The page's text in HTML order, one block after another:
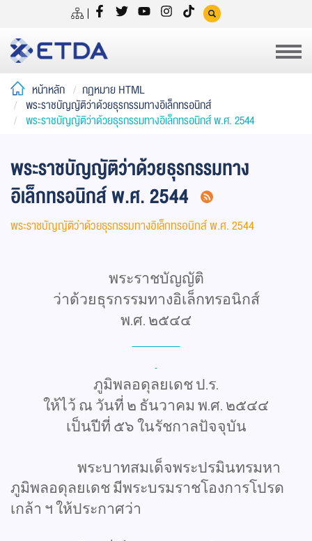
หน้าหลัก
กฏหมาย HTML
พระราชบัญญัติว่าด้วยธุรกรรมทางอิเล็กทรอนิกส์
พระราชบัญญัติว่าด้วยธุรกรรมทางอิเล็กทรอนิกส์ พ.ศ. 2544
พระราชบัญญัติว่าด้วยธุรกรรมทาง
อิเล็กทรอนิกส์ พ.ศ. 2544
พระราชบัญญัติว่าด้วยธุรกรรมทางอิเล็กทรอนิกส์ พ.ศ. 2544
พระราชบัญญัติ
ว่าด้วยธุรกรรมทางอิเล็กทรอนิกส์
พ.ศ. ๒๕๔๔
ภูมิพลอดุลยเดช ป.ร.
ให้ไว้ ณ วันที่ ๒ ธันวาคม พ.ศ. ๒๕๔๔
เป็นปีที่ ๕๖ ในรัชกาลปัจจุบัน
พระบาทสมเด็จพระปรมินทรมหา
ภูมิพลอดุลยเดช มีพระบรมราชโองการโปรด
เกล้า ฯ ให้ประกาศว่า